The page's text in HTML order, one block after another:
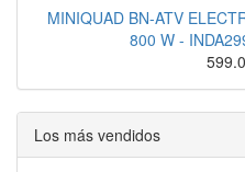
MINIQUAD BN-ATV
800 W -
Los más vendidos